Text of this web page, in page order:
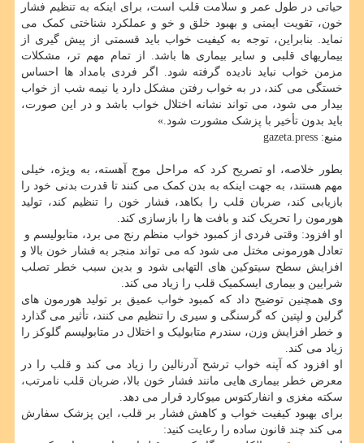
حیاتی در طول عمر و سلامت قلب است، برای اینکه به تنظیم فشار
خون، تقویت ایمنی و بهبود خلق و خو و عملکرد شناختی کمک می
نماید. بنابراین، توجه به کیفیت خواب باید قسمتی از پیش گیری از
بیماریهای قلبی و سایر بیماری ها باشد. از تمام مهم تر، مشکلات
مزمن خواب نباید نادیده گرفته شود. اگر فردی بامداد ها احساس
خستگی می کند، در به خواب رفتن مشکل دارد یا نیمه شب از خواب
بیدار می شود، می تواند نشانه اختلال خواب باشد و در این صورت،
باید بدون تأخیر با پزشک مشورت شود.»
منبع: gazeta.press
بطور خلاصه، او تصریح کرد که مراحل موج آهسته، به ویژه، خیلی
مهم هستند، به جهت اینکه به بدن کمک می کنند تا قدرت بدنی خود را
بازیابی کند، ضربان قلب را بکاهد، فشار خون را تنظیم کند، تولید
هورمون را تحریک کند و بافت ها را بازسازی کند.
او افزود: وقتی فردی از کمبود خواب منظم رنج می برد، متابولیسم و ​​​​
تعادل هورمونی مختل می شود که می تواند منجر به فشار خون بالا و
افزایش سطح سیتوکین های التهابی شود و بدین سبب خطر تصلب
شرایین و بیماری ایسکمیک قلب را زیاد می کند.
وی همچنین توضیح داد که کمبود خواب عمیق بر تولید هورمون های
گرلین و لپتین که گرسنگی و سیری را تنظیم می کنند، تأثیر می گذارد
و خطر افزایش وزن، سندرم متابولیک و اختلال در متابولیسم گلوکز را
زیاد می کند.
او افزود که آپنه خواب ترشح آدرنالین را زیاد می کند و قلب را در
معرض خطر بیماری هایی مانند فشار خون بالا، ضربان قلب نامرتب،
سکته مغزی و انفارکتوس میوکارد قرار می دهد.
برای بهبود کیفیت خواب و کاهش فشار بر قلب، این پزشک سفارش
می کند چند قانون ساده را رعایت کنید: